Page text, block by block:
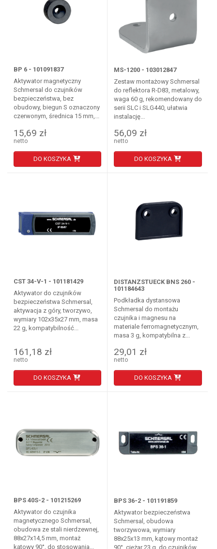
BP 6 - 101091837
Aktywator magnetyczny
Schmersal do czujników
bezpieczeństwa, bez
obudowy, biegun S oznaczony
czerwonym, średnica 15 mm,...
15,69 zł
netto
DO KOSZYKA
MS-1200 - 103012847
Zestaw montażowy Schmersal
do reflektora R-D83, metalowy,
waga 60 g, rekomendowany do
serii SLC i SLG440, ułatwia
instalację...
56,09 zł
netto
DO KOSZYKA
CST 34-V-1 - 101181429
Aktywator do czujników
bezpieczeństwa Schmersal,
aktywacja z góry, tworzywo,
wymiary 102x35x27 mm, masa
22 g, kompatybilność...
161,18 zł
netto
DO KOSZYKA
DISTANZSTUECK BNS 260 -
101184643
Podkładka dystansowa
Schmersal do montażu
czujnika i magnesu na
materiale ferromagnetycznym,
masa 3 g, kompatybilna z...
29,01 zł
netto
DO KOSZYKA
BPS 40S-2 - 101215269
Aktywator do czujnika
magnetycznego Schmersal,
obudowa ze stali nierdzewnej,
88x27x14,5 mm, montaż
kątowy 90°, do stosowania...
BPS 36-2 - 101191859
Aktywator bezpieczeństwa
Schmersal, obudowa
tworzywowa, wymiary
88x25x13 mm, kątowy montaż
90°, ciężar 23 g, do czujników...